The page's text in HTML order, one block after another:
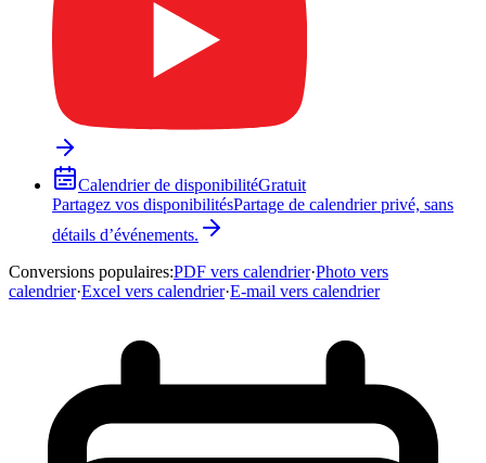
Calendrier de disponibilitéGratuit
Partagez vos disponibilitésPartage de calendrier privé, sans
détails d’événements.
Conversions populaires:PDF vers calendrier·Photo vers
calendrier·Excel vers calendrier·E-mail vers calendrier